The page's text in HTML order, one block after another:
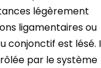
légèrement
ligamentaires ou
conjonctif est lésé.
par le système